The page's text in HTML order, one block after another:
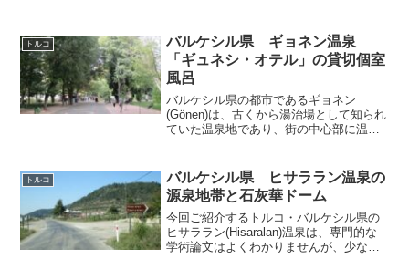
トルコ
バルケシル県 ギョネン温泉
「ギュネシ・オテル」の貸切個室
風呂
バルケシル県の都市であるギョネン
(Gönen)は、古くから湯治場として知られ
ていた温泉地であり、街の中心部に温泉
に位置しているオトガル（バスターミナ
ル）の北には、市民の...
トルコ
バルケシル県 ヒサララン温泉の
源泉地帯と石灰華ドーム
今回ご紹介するトルコ・バルケシル県の
ヒサララン(Hisaralan)温泉は、専門的な
学術論文はよくわかりませんが、少なく